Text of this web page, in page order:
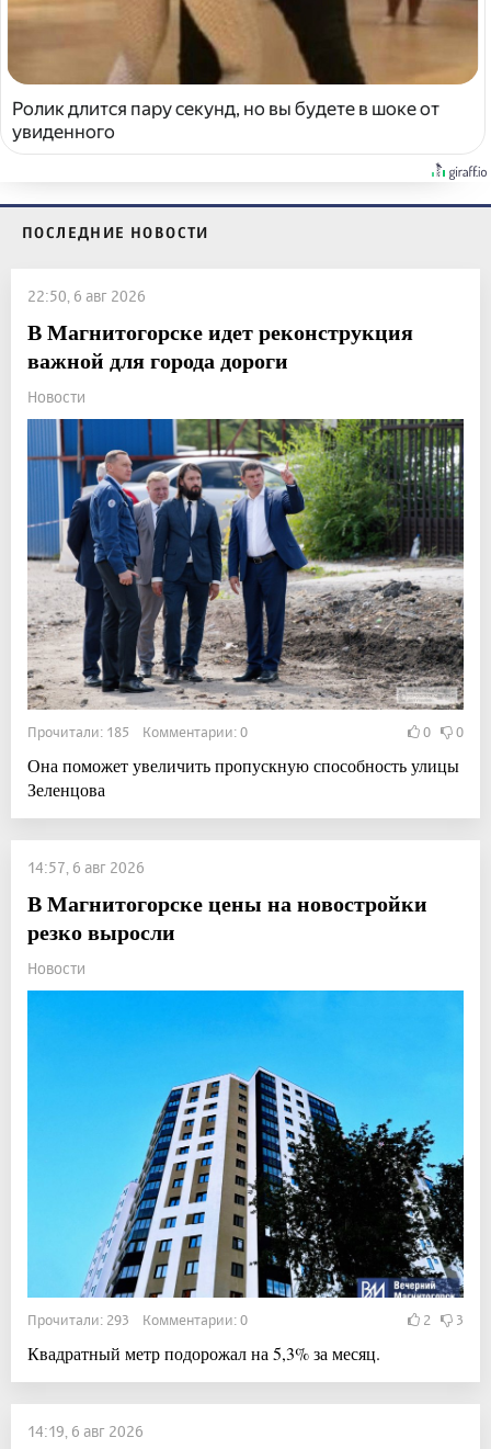
Ролик длится пару секунд, но вы будете в шоке от
увиденного
ПОСЛЕДНИЕ НОВОСТИ
22:50, 6 авг 2026
В Магнитогорске идет реконструкция
важной для города дороги
Новости
Прочитали: 185 Комментарии: 0 0 0
Она поможет увеличить пропускную способность улицы
Зеленцова
14:57, 6 авг 2026
В Магнитогорске цены на новостройки
резко выросли
Новости
Прочитали: 293 Комментарии: 0 2 3
Квадратный метр подорожал на 5,3% за месяц.
14:19, 6 авг 2026